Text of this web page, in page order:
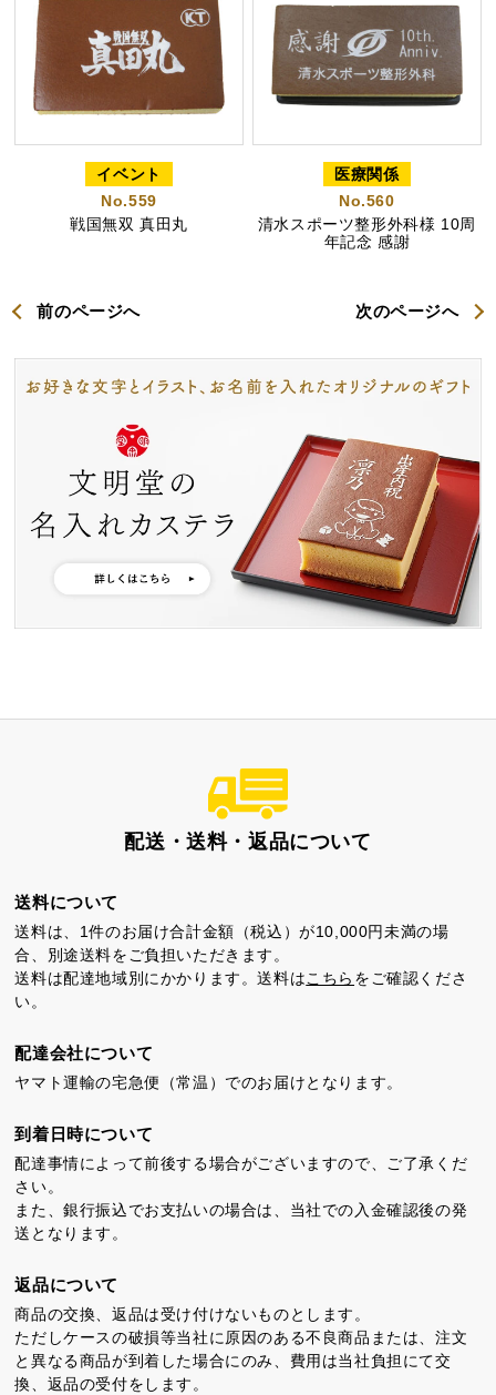
イベント
No.559
戦国無双 真田丸
医療関係
No.560
清水スポーツ整形外科様 10周
年記念 感謝
前のページへ 次のページへ
配送・送料・返品について
送料について
送料は、1件のお届け合計金額（税込）が10,000円未満の場
合、別途送料をご負担いただきます。
送料は配達地域別にかかります。送料はこちら をご確認くださ
い。
配達会社について
ヤマト運輸の宅急便（常温）でのお届けとなります。
到着日時について
配達事情によって前後する場合がございますので、ご了承くだ
さい。
また、銀行振込でお支払いの場合は、当社での入金確認後の発
送となります。
返品について
商品の交換、返品は受け付けないものとします。
ただしケースの破損等当社に原因のある不良商品または、注文
と異なる商品が到着した場合にのみ、費用は当社負担にて交
換、返品の受付をします。